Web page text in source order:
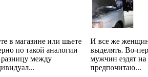
в магазине или шьете
по такой аналогии
между
И все же
выделять. Во-
мужчин ездят
предпочитаю...